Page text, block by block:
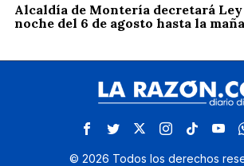
Alcaldía de Montería decretará Ley
noche del 6 de agosto hasta la
© 2026 Todos los derechos